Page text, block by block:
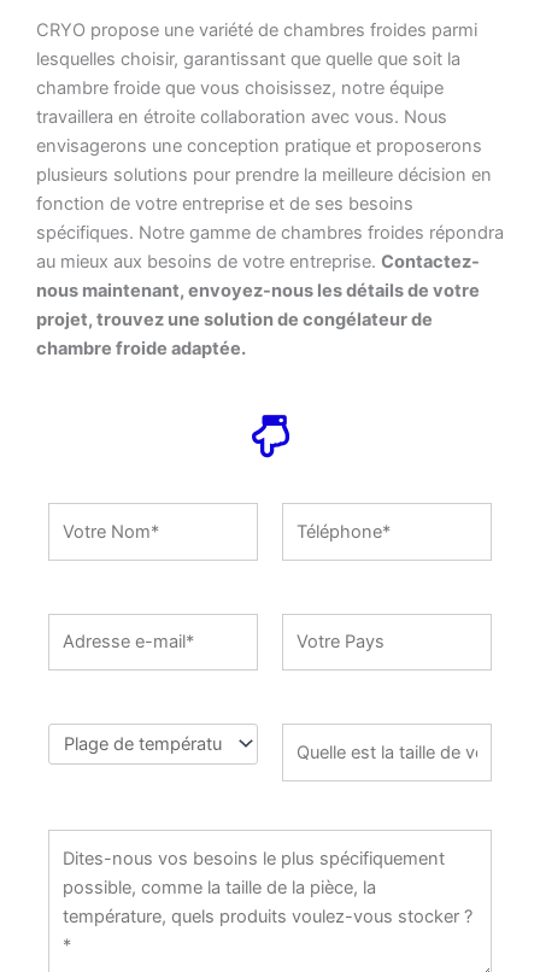
CRYO propose une variété de chambres froides parmi
lesquelles choisir, garantissant que quelle que soit la
chambre froide que vous choisissez, notre équipe
travaillera en étroite collaboration avec vous. Nous
envisagerons une conception pratique et proposerons
plusieurs solutions pour prendre la meilleure décision en
fonction de votre entreprise et de ses besoins
spécifiques. Notre gamme de chambres froides répondra
au mieux aux besoins de votre entreprise. Contactez-
nous maintenant, envoyez-nous les détails de votre
projet, trouvez une solution de congélateur de
chambre froide adaptée.